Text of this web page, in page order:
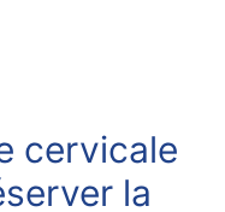
cervicale
la